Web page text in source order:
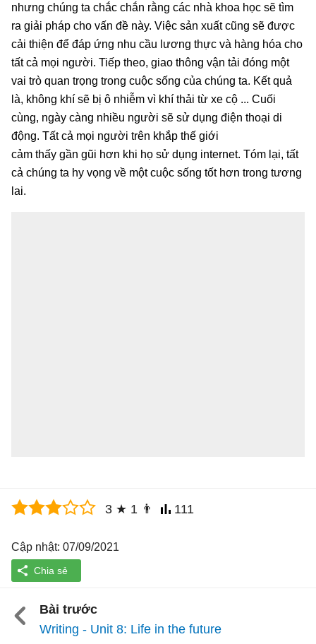
nhưng chúng ta chắc chắn rằng các nhà khoa học sẽ tìm
ra giải pháp cho vấn đề này. Việc sản xuất cũng sẽ được
cải thiện để đáp ứng nhu cầu lương thực và hàng hóa cho
tất cả mọi người. Tiếp theo, giao thông vận tải đóng một
vai trò quan trọng trong cuộc sống của chúng ta. Kết quả
là, không khí sẽ bị ô nhiễm vì khí thải từ xe cộ ... Cuối
cùng, ngày càng nhiều người sẽ sử dụng điện thoại di
động. Tất cả mọi người trên khắp thế giới
cảm thấy gần gũi hơn khi họ sử dụng internet. Tóm lại, tất
cả chúng ta hy vọng về một cuộc sống tốt hơn trong tương
lai.
3 ★ 1 👨 111
Cập nhật: 07/09/2021
Bài trước
Writing - Unit 8: Life in the future